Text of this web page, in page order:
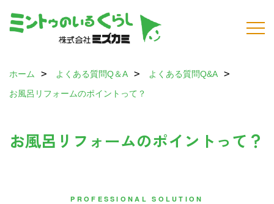
ホーム よくある質問Q＆A
よくある質問Q&A
お風呂リフォームのポイントって？
お風呂リフォームのポイントって？
PROFESSIONAL SOLUTION